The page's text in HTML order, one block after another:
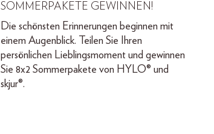
SOMMERPAKETE GEWINNEN!
Die schönsten Erinnerungen beginnen mit
einem Augenblick. Teilen Sie Ihren
persönlichen Lieblingsmoment und gewinnen
Sie 8x2 Sommerpakete von HYLO® und
skjur®.